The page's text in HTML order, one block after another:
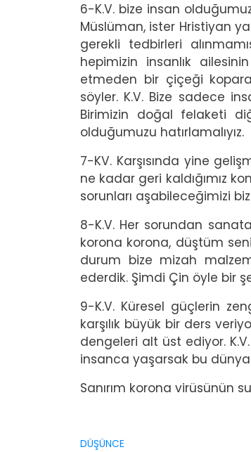
6-K.V. bize insan
Müslüman, ister Hristiyan
gerekli tedbirleri
hepimizin insanlık
etmeden bir çiçeği
söyler. K.V. Bize sadece
Birimizin doğal felaketi
olduğumuzu hatırlamalıyız.
7-KV. Karşısında yine
ne kadar geri kaldığımız
sorunları aşabileceğimizi
8-K.V. Her sorundan sanata
korona korona, düştüm
durum bize mizah
ederdik. Şimdi Çin öyle bir
9-K.V. Küresel güçlerin
karşılık büyük bir ders
dengeleri alt üst ediyor.
insanca yaşarsak bu
Sanırım korona virüsünün
DÜŞÜNCE